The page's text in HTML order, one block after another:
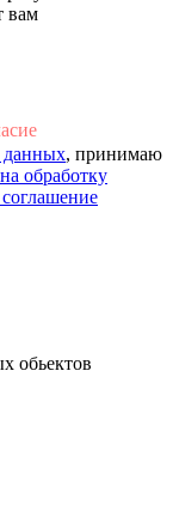
вам
данных, принимаю
обработку
обьектов